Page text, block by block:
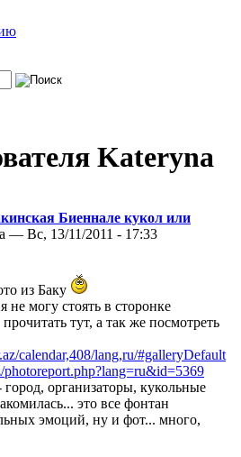
Kateryna
Биеннале кукол или
— Вс, 13/11/2011 - 17:33
из Баку
не могу стоять в сторонке
тут, а так же посмотреть
calendar,408/lang,ru/#galleryDefault
photoreport.php?lang=ru&id=5369
организаторы, кукольные
это все фонтан
эмоций, ну и фот... много,